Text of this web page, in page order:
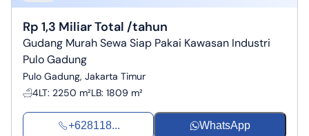
Rp 1,3 Miliar Total /tahun
Gudang Murah Sewa Siap Pakai Kawasan Industri
Pulo Gadung
Pulo Gadung, Jakarta Timur
4LT: 2250 m²LB: 1809 m²
+628118... WhatsApp